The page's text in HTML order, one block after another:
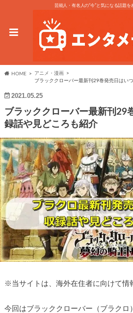
芸能人・有名人の“今”と気になる話題を
HOME
アニメ・漫画
ブラッククローバー最新刊29巻発売日はい
2021.05.25
ブラッククローバー最新刊29
録話や見どころも紹介
※ 当サイトは、海外在住者に向けて情
今回はブラッククローバー（ブラクロ